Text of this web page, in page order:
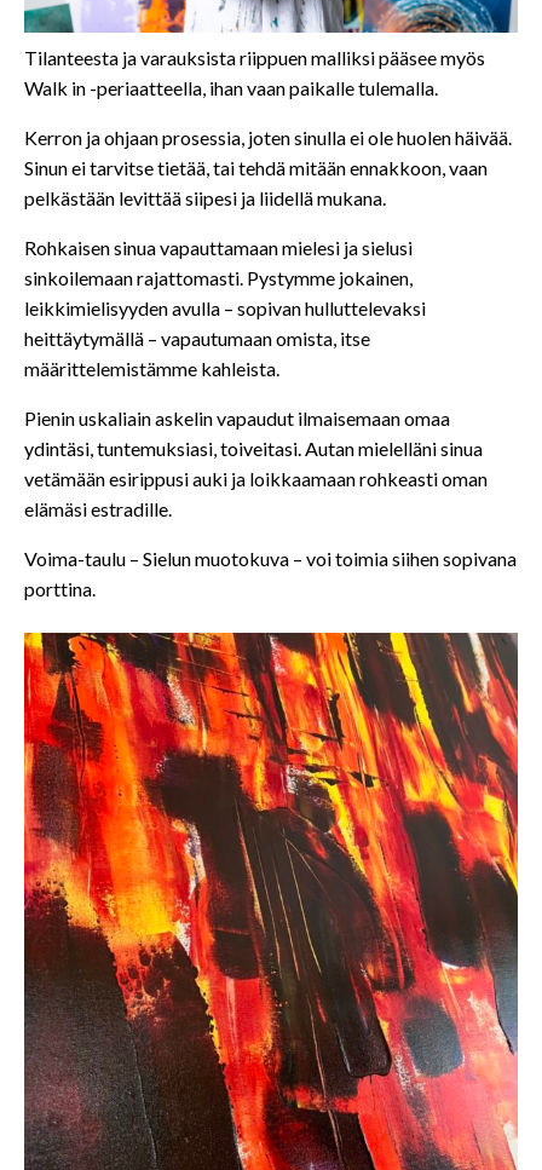
Tilanteesta ja varauksista riippuen malliksi pääsee myös
Walk in -periaatteella, ihan vaan paikalle tulemalla.
Kerron ja ohjaan prosessia, joten sinulla ei ole huolen häivää.
Sinun ei tarvitse tietää, tai tehdä mitään ennakkoon, vaan
pelkästään levittää siipesi ja liidellä mukana.
Rohkaisen sinua vapauttamaan mielesi ja sielusi
sinkoilemaan rajattomasti. Pystymme jokainen,
leikkimielisyyden avulla – sopivan hulluttelevaksi
heittäytymällä – vapautumaan omista, itse
määrittelemistämme kahleista.
Pienin uskaliain askelin vapaudut ilmaisemaan omaa
ydintäsi, tuntemuksiasi, toiveitasi. Autan mielelläni sinua
vetämään esirippusi auki ja loikkaamaan rohkeasti oman
elämäsi estradille.
Voima-taulu – Sielun muotokuva – voi toimia siihen sopivana
porttina.